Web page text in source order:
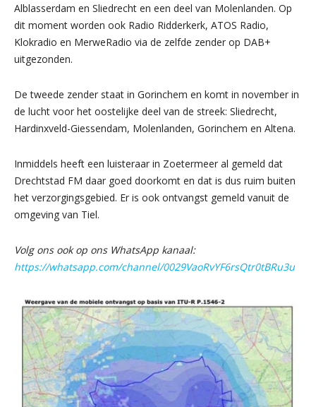
Alblasserdam en Sliedrecht en een deel van Molenlanden. Op
dit moment worden ook Radio Ridderkerk, ATOS Radio,
Klokradio en MerweRadio via de zelfde zender op DAB+
uitgezonden.
De tweede zender staat in Gorinchem en komt in november in
de lucht voor het oostelijke deel van de streek: Sliedrecht,
Hardinxveld-Giessendam, Molenlanden, Gorinchem en Altena.
Inmiddels heeft een luisteraar in Zoetermeer al gemeld dat
Drechtstad FM daar goed doorkomt en dat is dus ruim buiten
het verzorgingsgebied. Er is ook ontvangst gemeld vanuit de
omgeving van Tiel.
Volg ons ook op ons WhatsApp kanaal:
https://whatsapp.com/channel/0029VaoRvYF6rsQtr0tBRu3u